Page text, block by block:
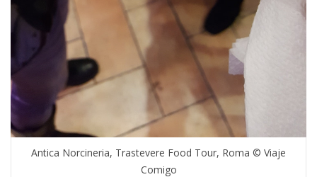
Antica Norcineria, Trastevere Food Tour, Roma © Viaje
Comigo